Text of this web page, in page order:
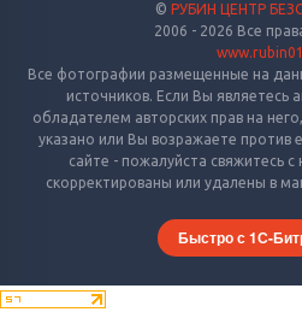
© РУБИН ЦЕНТР
2006 - 2026 Все
Все фотографии размещенные на
источников. Если Вы являетесь
обладателем авторских прав на
указано или Вы возражаете против
сайте - пожалуйста свяжитесь
скорректированы или удалены в
Быстро с 1С-